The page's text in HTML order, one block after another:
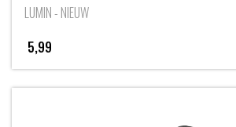
LUMIN - NIEUW
5,99